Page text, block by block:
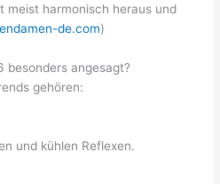
meist harmonisch heraus und
de.com)
besonders angesagt?
gehören:
und kühlen Reflexen.